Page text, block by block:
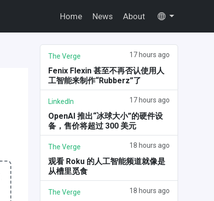
Home News About
The Verge 17 hours ago
Fenix Flexin 甚至不再否认使用人
工智能来制作“Rubberz”了
LinkedIn 17 hours ago
OpenAI 推出“冰球大小”的硬件设
备，售价将超过 300 美元
The Verge 18 hours ago
观看 Roku 的人工智能频道就像是
从槽里觅食
The Verge 18 hours ago